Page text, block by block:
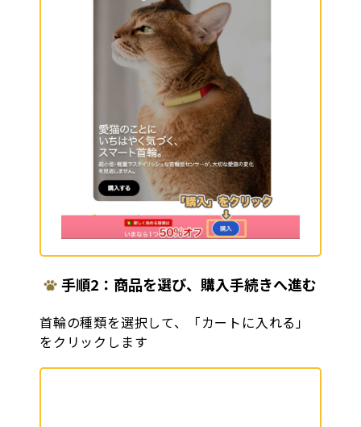
手順2：商品を選び、購入手続きへ進む
首輪の種類を選択して、「カートに入れる」
をクリックします